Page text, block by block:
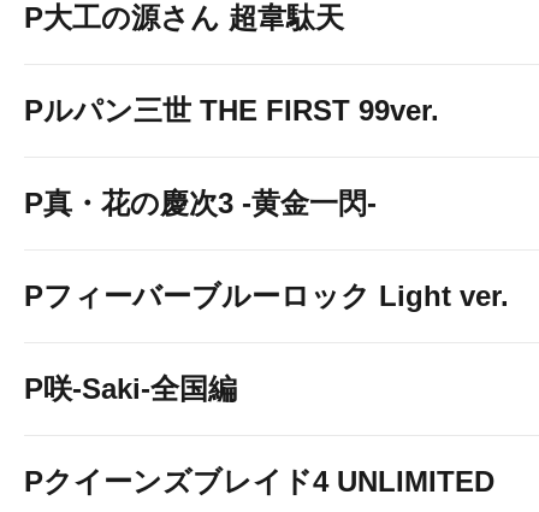
P大工の源さん 超韋駄天
Pルパン三世 THE FIRST 99ver.
P真・花の慶次3 -黄金一閃-
Pフィーバーブルーロック Light ver.
P咲-Saki-全国編
Pクイーンズブレイド4 UNLIMITED